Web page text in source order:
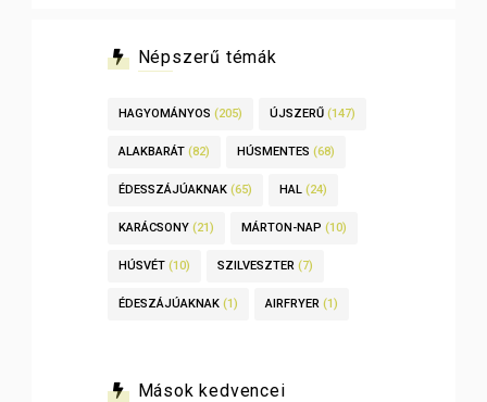
Népszerű témák
HAGYOMÁNYOS (205) ÚJSZERŰ (147)
ALAKBARÁT (82) HÚSMENTES (68)
ÉDESSZÁJÚAKNAK (65) HAL (24)
KARÁCSONY (21) MÁRTON-NAP (10)
HÚSVÉT (10) SZILVESZTER (7)
ÉDESZÁJÚAKNAK (1) AIRFRYER (1)
Mások kedvencei